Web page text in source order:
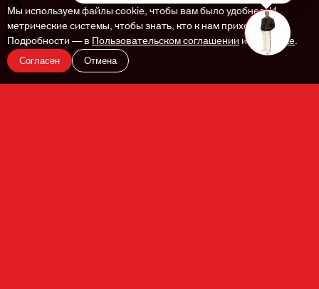
En
Мы используем файлы cookie, чтобы вам было удобнее. И
метрические системы, чтобы знать, кто к нам приходит.
Подробности — вПользовательском соглашениии Политике.
Согласен Отмена